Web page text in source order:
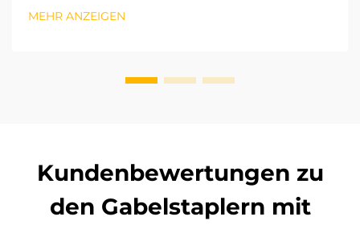
und Entladen im Freigelände. Daher ist der
MEHR ANZEIGEN
Kundenbewertungen zu
den Gabelstaplern mit